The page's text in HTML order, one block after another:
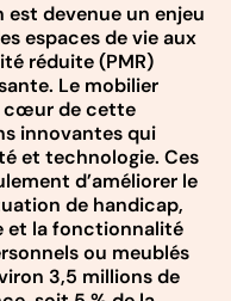
est devenue un enjeu
espaces de vie aux
réduite (PMR)
Le mobilier
cœur de cette
innovantes qui
et technologie. Ces
d’améliorer le
de handicap,
et la fonctionnalité
ou meublés
3,5 millions de